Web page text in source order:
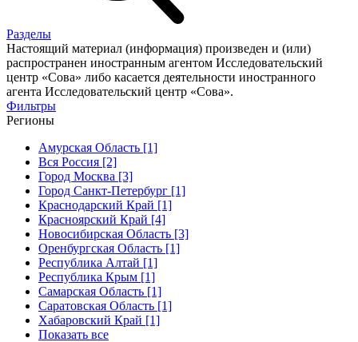
Разделы
Настоящий материал (информация) произведен и (или)
распространен иностранным агентом Исследовательский
центр «Сова» либо касается деятельности иностранного
агента Исследовательский центр «Сова».
Фильтры
Регионы
Амурская Область [1]
Вся Россия [2]
Город Москва [3]
Город Санкт-Петербург [1]
Краснодарский Край [1]
Красноярский Край [4]
Новосибирская Область [3]
Оренбургская Область [1]
Республика Алтай [1]
Республика Крым [1]
Самарская Область [1]
Саратовская Область [1]
Хабаровский Край [1]
Показать все